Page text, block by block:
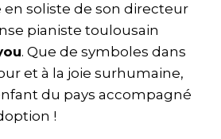
en soliste de son directeur
pianiste toulousain
. Que de symboles dans
et à la joie surhumaine,
du pays accompagné
!